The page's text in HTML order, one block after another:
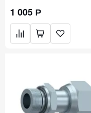
1 005 Р